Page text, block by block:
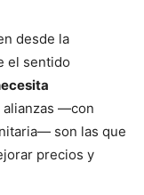
desde la
el sentido
alianzas —con
son las que
precios y